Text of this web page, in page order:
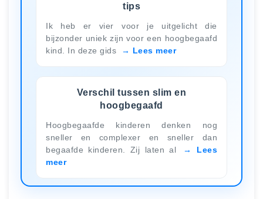
tips
Ik heb er vier voor je uitgelicht die
bijzonder uniek zijn voor een hoogbegaafd
kind. In deze gids
Lees meer
Verschil tussen slim en
hoogbegaafd
Hoogbegaafde kinderen denken nog
sneller en complexer en sneller dan
begaafde kinderen. Zij laten al
Lees
meer